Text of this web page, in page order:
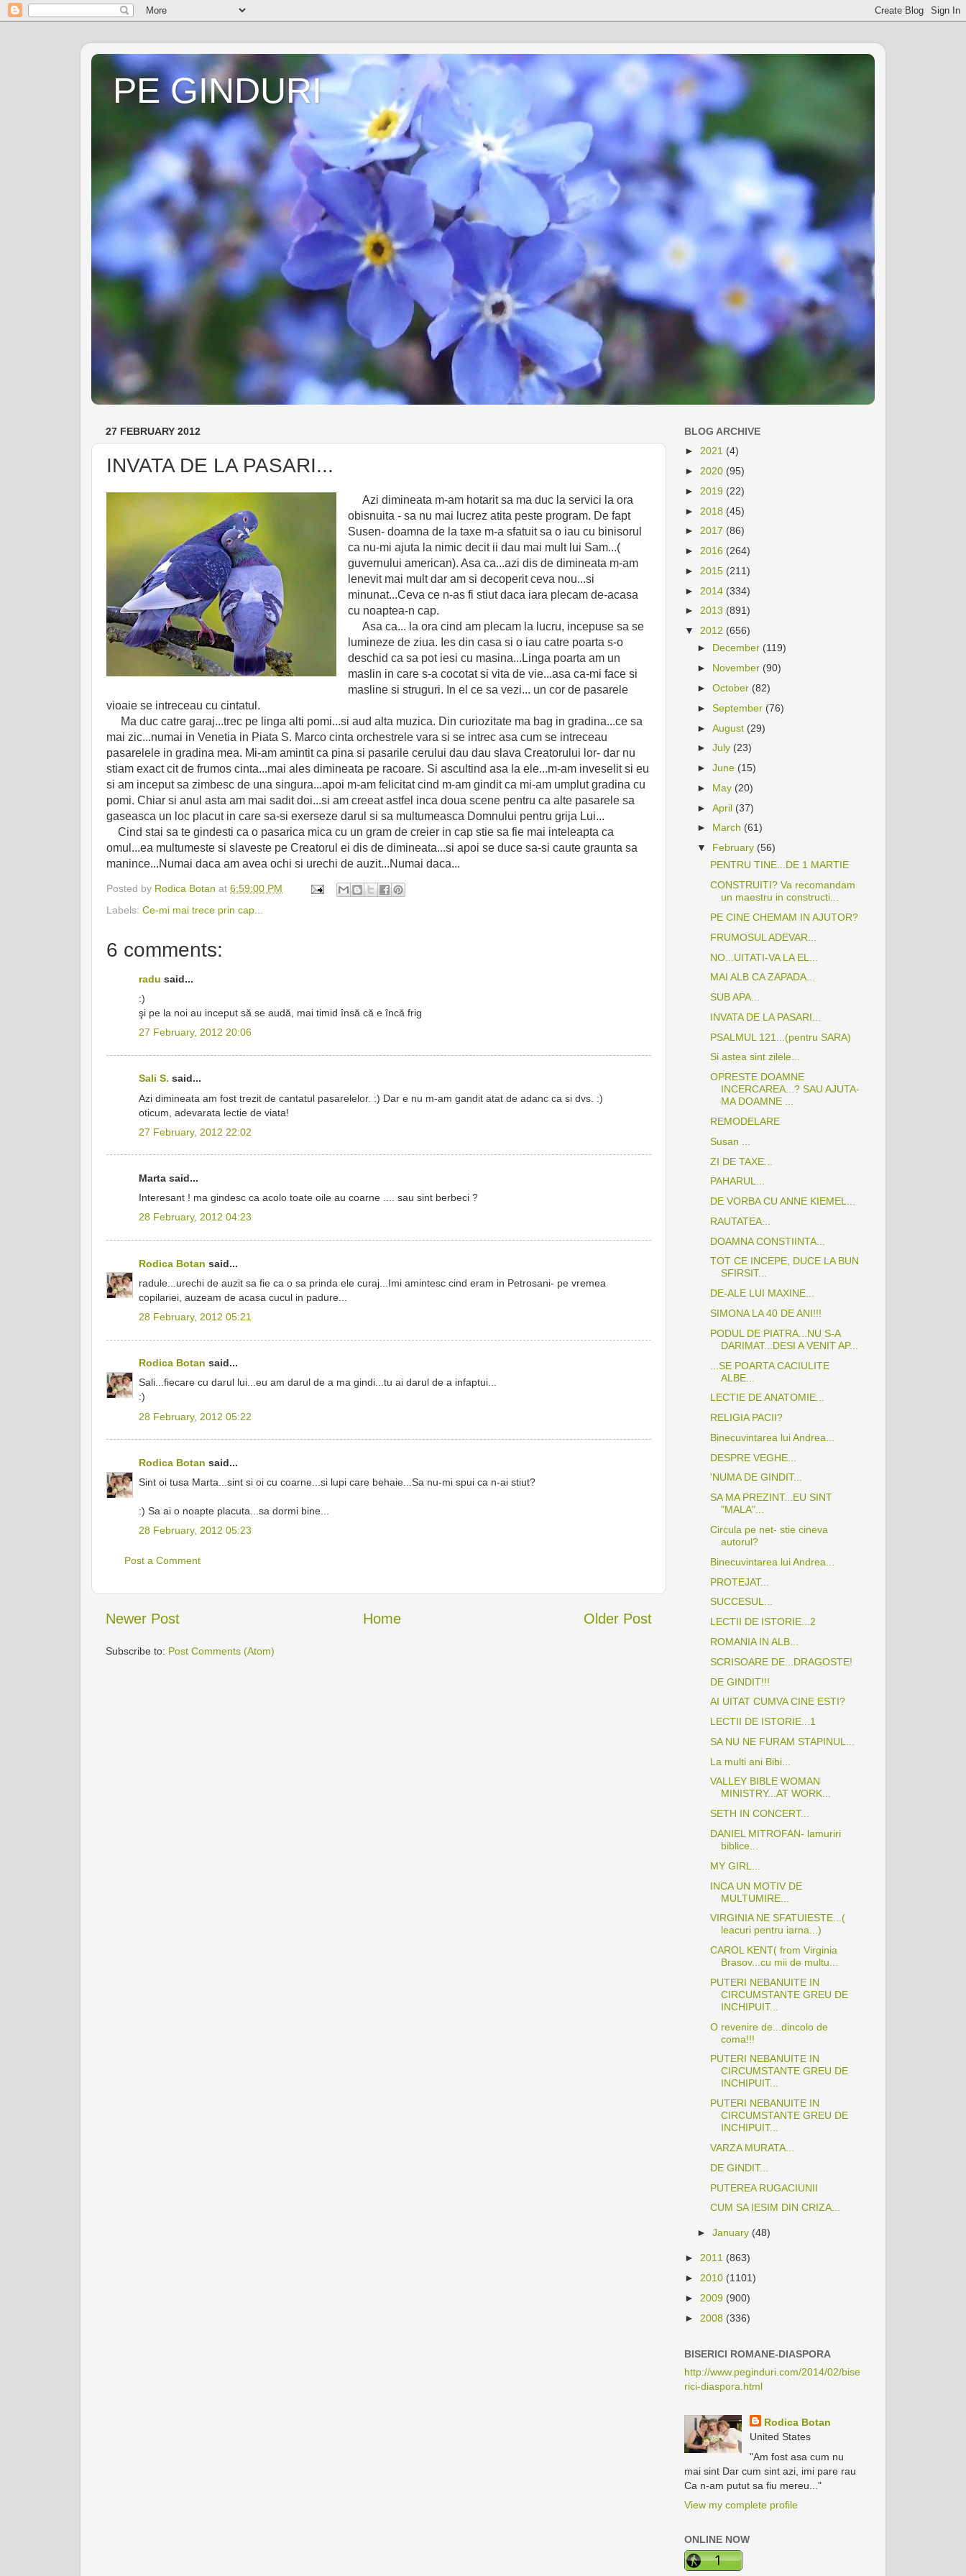
PE GINDURI
27 FEBRUARY 2012
INVATA DE LA PASARI...
Azi dimineata m-am hotarit sa ma duc la servici la ora
obisnuita - sa nu mai lucrez atita peste program. De fapt
Susen- doamna de la taxe m-a sfatuit sa o iau cu binisorul
ca nu-mi ajuta la nimic decit ii dau mai mult lui Sam...(
guvernului american). Asa ca...azi dis de dimineata m-am
lenevit mai mult dar am si decoperit ceva nou...si
minunat...Ceva ce n-as fi stiut daca iara plecam de-acasa
cu noaptea-n cap.
Asa ca... la ora cind am plecam la lucru, incepuse sa se
lumineze de ziua. Ies din casa si o iau catre poarta s-o
deschid ca sa pot iesi cu masina...Linga poarta am un
maslin in care s-a cocotat si vita de vie...asa ca-mi face si
masline si struguri. In el ce sa vezi... un cor de pasarele
vioaie se intreceau cu cintatul.
Ma duc catre garaj...trec pe linga alti pomi...si aud alta muzica. Din curiozitate ma bag in gradina...ce sa
mai zic...numai in Venetia in Piata S. Marco cinta orchestrele vara si se intrec asa cum se intreceau
pasarelele in gradina mea. Mi-am amintit ca pina si pasarile cerului dau dau slava Creatorului lor- dar nu
stiam exact cit de frumos cinta...mai ales dimineata pe racoare. Si ascultind asa la ele...m-am inveselit si eu
si am inceput sa zimbesc de una singura...apoi m-am felicitat cind m-am gindit ca mi-am umplut gradina cu
pomi. Chiar si anul asta am mai sadit doi...si am creeat astfel inca doua scene pentru ca alte pasarele sa
gaseasca un loc placut in care sa-si exerseze darul si sa multumeasca Domnului pentru grija Lui...
Cind stai sa te gindesti ca o pasarica mica cu un gram de creier in cap stie sa fie mai inteleapta ca
omul...ea multumeste si slaveste pe Creatorul ei dis de dimineata...si apoi se duce sa-si caute graunta sa
manince...Numai daca am avea ochi si urechi de auzit...Numai daca...
Posted by Rodica Botan at 6:59:00 PM
Labels: Ce-mi mai trece prin cap...
6 comments:
radu said...
:)
şi pe la noi au inceput să se audă, mai timid însă că e încă frig
27 February, 2012 20:06
Sali S. said...
Azi dimineata am fost trezit de cantatul pasarelelor. :) Dar e nu m-am gandit atat de adanc ca si dvs. :)
oticum, adevarata lectie de viata!
27 February, 2012 22:02
Marta said...
Interesant ! ma gindesc ca acolo toate oile au coarne .... sau sint berbeci ?
28 February, 2012 04:23
Rodica Botan said...
radule...urechi de auzit sa fie ca o sa prinda ele curaj...Imi amintesc cind eram in Petrosani- pe vremea
copilariei, auzeam de acasa cucul in padure...
28 February, 2012 05:21
Rodica Botan said...
Sali...fiecare cu darul lui...eu am darul de a ma gindi...tu ai darul de a infaptui...
:)
28 February, 2012 05:22
Rodica Botan said...
Sint oi tusa Marta...sint si oi cu coarne...si lupi care behaie...Sa nu-mi spui ca n-ai stiut?
:) Sa ai o noapte placuta...sa dormi bine...
28 February, 2012 05:23
Post a Comment
Newer Post Older Post
Home
Subscribe to: Post Comments (Atom)
BLOG ARCHIVE
► 2021 (4)
► 2020 (95)
► 2019 (22)
► 2018 (45)
► 2017 (86)
► 2016 (264)
► 2015 (211)
► 2014 (334)
► 2013 (891)
▼ 2012 (656)
► December (119)
► November (90)
►October (82)
►September (76)
►August (29)
►July (23)
►June (15)
► May (20)
►April (37)
► March (61)
▼ February (56)
PENTRU TINE...DE 1 MARTIE
CONSTRUITI? Va recomandam
un maestru in constructi...
PE CINE CHEMAM IN AJUTOR?
FRUMOSUL ADEVAR...
NO...UITATI-VA LA EL...
MAI ALB CA ZAPADA...
SUB APA...
INVATA DE LA PASARI...
PSALMUL 121...(pentru SARA)
Si astea sint zilele...
OPRESTE DOAMNE
INCERCAREA...? SAU AJUTA-
MA DOAMNE ...
REMODELARE
Susan ...
ZI DE TAXE...
PAHARUL...
DE VORBA CU ANNE KIEMEL...
RAUTATEA...
DOAMNA CONSTIINTA...
TOT CE INCEPE, DUCE LA BUN
SFIRSIT...
DE-ALE LUI MAXINE...
SIMONA LA 40 DE ANI!!!
PODUL DE PIATRA...NU S-A
DARIMAT...DESI A VENIT AP...
...SE POARTA CACIULITE
ALBE...
LECTIE DE ANATOMIE...
RELIGIA PACII?
Binecuvintarea lui Andrea...
DESPRE VEGHE...
'NUMA DE GINDIT...
SA MA PREZINT...EU SINT
"MALA"...
Circula pe net- stie cineva
autorul?
Binecuvintarea lui Andrea...
PROTEJAT...
SUCCESUL...
LECTII DE ISTORIE...2
ROMANIA IN ALB...
SCRISOARE DE...DRAGOSTE!
DE GINDIT!!!
AI UITAT CUMVA CINE ESTI?
LECTII DE ISTORIE...1
SA NU NE FURAM STAPINUL...
La multi ani Bibi...
VALLEY BIBLE WOMAN
MINISTRY...AT WORK...
SETH IN CONCERT...
DANIEL MITROFAN- lamuriri
biblice...
MY GIRL...
INCA UN MOTIV DE
MULTUMIRE...
VIRGINIA NE SFATUIESTE...(
leacuri pentru iarna...)
CAROL KENT( from Virginia
Brasov...cu mii de multu...
PUTERI NEBANUITE IN
CIRCUMSTANTE GREU DE
INCHIPUIT...
O revenire de...dincolo de
coma!!!
PUTERI NEBANUITE IN
CIRCUMSTANTE GREU DE
INCHIPUIT...
PUTERI NEBANUITE IN
CIRCUMSTANTE GREU DE
INCHIPUIT...
VARZA MURATA...
DE GINDIT...
PUTEREA RUGACIUNII
CUM SA IESIM DIN CRIZA...
►January (48)
► 2011 (863)
► 2010 (1101)
► 2009 (900)
► 2008 (336)
BISERICI ROMANE-DIASPORA
http://www.peginduri.com/2014/02/bise
rici-diaspora.html
Rodica Botan
United States
"Am fost asa cum nu
mai sint Dar cum sint azi, imi pare rau
Ca n-am putut sa fiu mereu..."
View my complete profile
ONLINE NOW